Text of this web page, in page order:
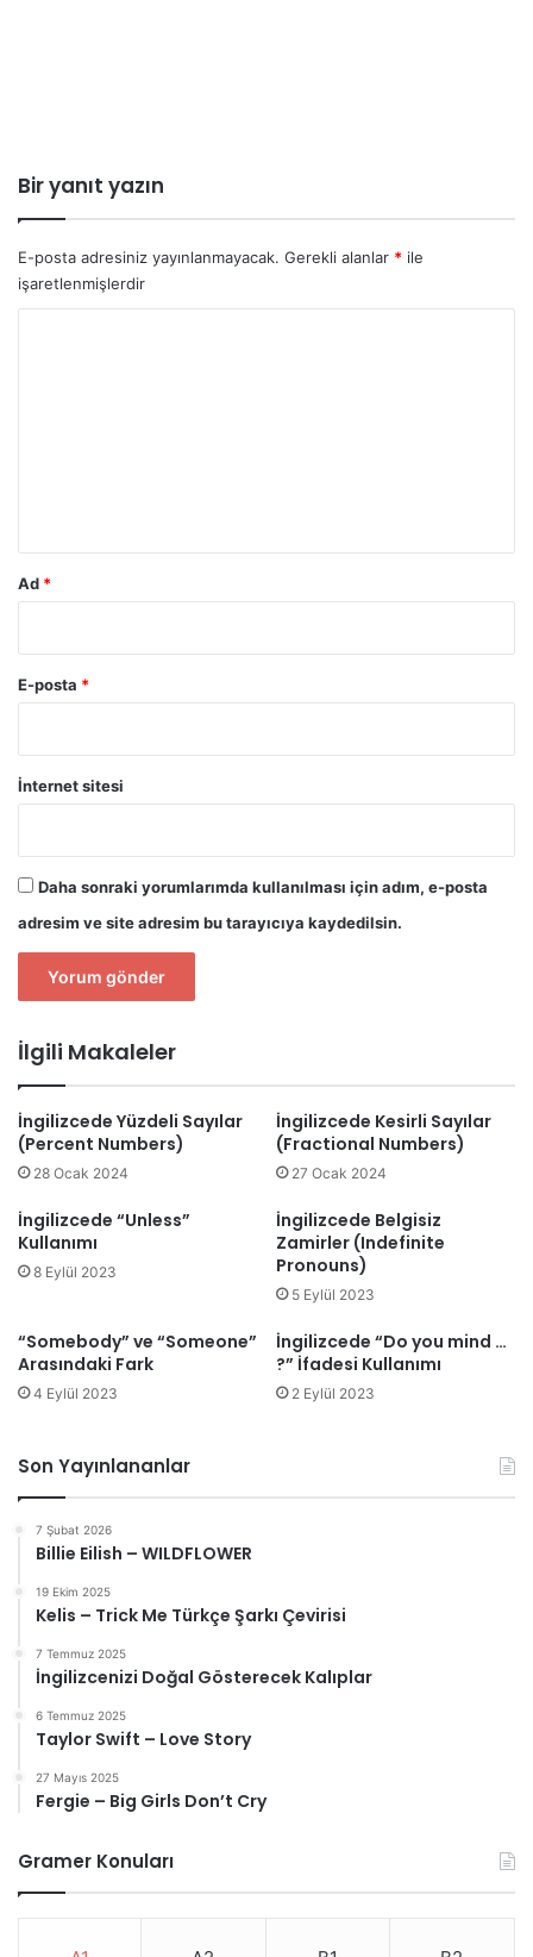
Bir yanıt yazın
E-posta adresiniz yayınlanmayacak. Gerekli alanlar * ile
işaretlenmişlerdir
Ad *
E-posta *
İnternet sitesi
Daha sonraki yorumlarımda kullanılması için adım, e-posta
adresim ve site adresim bu tarayıcıya kaydedilsin.
İlgili Makaleler
İngilizcede Yüzdeli Sayılar
(Percent Numbers)
28 Ocak 2024
İngilizcede Kesirli Sayılar
(Fractional Numbers)
27 Ocak 2024
İngilizcede “Unless”
Kullanımı
8 Eylül 2023
İngilizcede Belgisiz
Zamirler (Indefinite
Pronouns)
5 Eylül 2023
“Somebody” ve “Someone”
Arasındaki Fark
4 Eylül 2023
İngilizcede “Do you mind …
?” İfadesi Kullanımı
2 Eylül 2023
Son Yayınlananlar
7 Şubat 2026
Billie Eilish – WILDFLOWER
19 Ekim 2025
Kelis – Trick Me Türkçe Şarkı Çevirisi
7 Temmuz 2025
İngilizcenizi Doğal Gösterecek Kalıplar
6 Temmuz 2025
Taylor Swift – Love Story
27 Mayıs 2025
Fergie – Big Girls Don’t Cry
Gramer Konuları